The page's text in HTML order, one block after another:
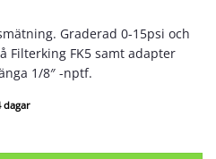
Graderad 0-15psi och
Filterking FK5 samt adapter
1/8″ -nptf.
dagar